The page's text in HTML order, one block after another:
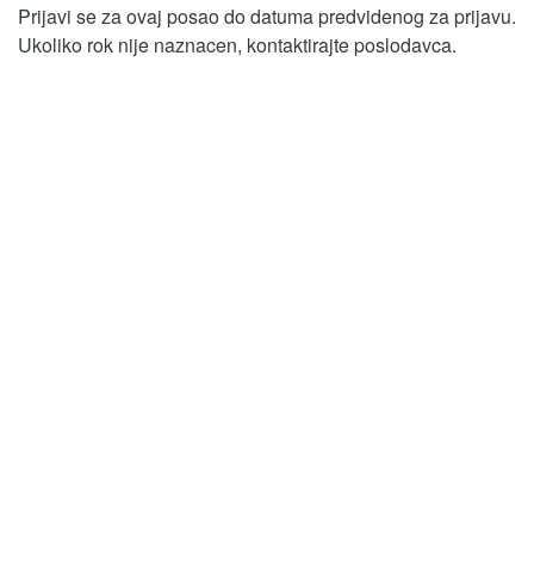
Prijavi se za ovaj posao do datuma predvidenog za prijavu.
Ukoliko rok nije naznacen, kontaktirajte poslodavca.